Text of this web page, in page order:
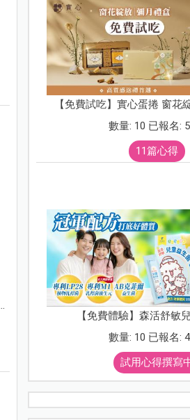
【免費試吃】實心蛋捲 窗花
數量: 10 已報名:
11篇心得
【免費體驗】森活舒敏
數量: 10 已報名:
試用心得撰寫